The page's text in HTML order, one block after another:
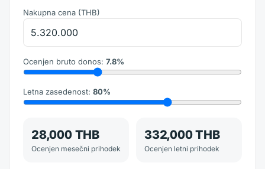
Nakupna cena (THB)
Ocenjen bruto donos: 7.8%
Letna zasedenost: 80%
28,000 THB
Ocenjen mesečni prihodek
332,000 THB
Ocenjen letni prihodek